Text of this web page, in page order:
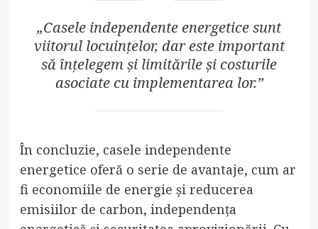
„Casele independente energetice sunt
viitorul locuințelor, dar este important
să înțelegem și limitările și costurile
asociate cu implementarea lor.”
În concluzie, casele independente
energetice oferă o serie de avantaje, cum ar
fi economiile de energie și reducerea
emisiilor de carbon, independența